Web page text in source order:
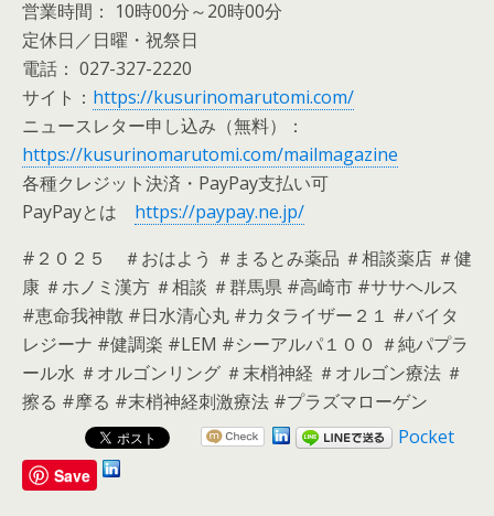
営業時間： 10時00分～20時00分
定休日／日曜・祝祭日
電話： 027-327-2220
サイト： https://kusurinomarutomi.com/
ニュースレター申し込み（無料）：
https://kusurinomarutomi.com/mailmagazine
各種クレジット決済・PayPay支払い可
PayPayとは https://paypay.ne.jp/
#２０２５ ＃おはよう ＃まるとみ薬品 ＃相談薬店 ＃健
康 ＃ホノミ漢方 ＃相談 ＃群馬県 #高崎市 #ササヘルス
#恵命我神散 #日水清心丸 #カタライザー２１ #バイタ
レジーナ #健調楽 #LEM #シーアルパ１００ ＃純パプラ
ール水 ＃オルゴンリング ＃末梢神経 ＃オルゴン療法 ＃
擦る #摩る #末梢神経刺激療法 #プラズマローゲン
Pocket
Save